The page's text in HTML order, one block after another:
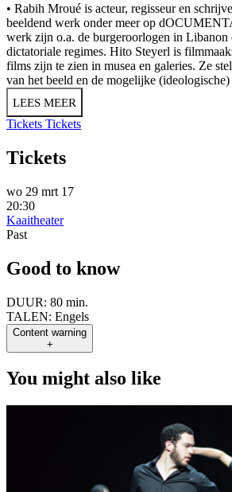
• Rabih Mroué is acteur, regisseur en
beeldend werk onder meer op
werk zijn o.a. de burgeroorlogen in Libanon
dictatoriale regimes. Hito Steyerl is
films zijn te zien in musea en galeries. Ze
van het beeld en de mogelijke
LEES MEER
Tickets Tickets
Tickets
wo 29 mrt 17
20:30
Kaaitheater
Past
Good to know
DUUR: 80 min.
TALEN: Engels
Content warning
+
You might also like